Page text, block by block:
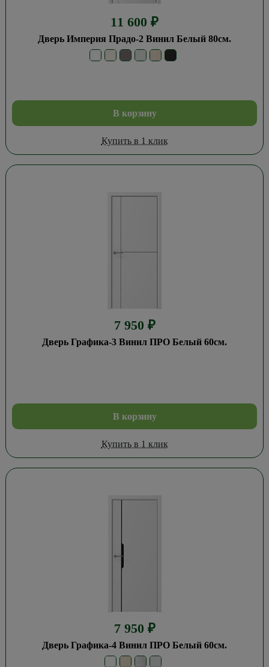
11 600 ₽
Дверь Империя Прадо-2 Винил Белый 80см.
В корзину
Купить в 1 клик
7 950 ₽
Дверь Графика-3 Винил ПРО Белый 60см.
В корзину
Купить в 1 клик
7 950 ₽
Дверь Графика-4 Винил ПРО Белый 60см.